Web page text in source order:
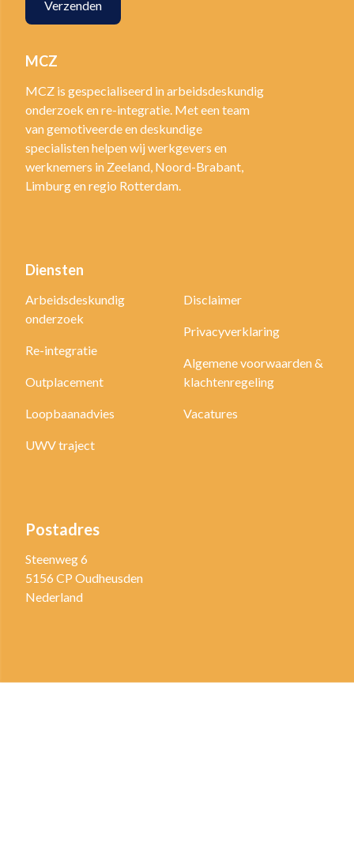
Verzenden
MCZ
MCZ is gespecialiseerd in arbeidsdeskundig
onderzoek en re-integratie. Met een team
van gemotiveerde en deskundige
specialisten helpen wij werkgevers en
werknemers in Zeeland, Noord-Brabant,
Limburg en regio Rotterdam.
Diensten
Arbeidsdeskundig
onderzoek
Re-integratie
Outplacement
Loopbaanadvies
UWV traject
Disclaimer
Privacyverklaring
Algemene voorwaarden &
klachtenregeling
Vacatures
Postadres
Steenweg 6
5156 CP Oudheusden
Nederland